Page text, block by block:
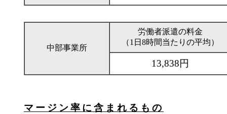
中部事業所
労働者派遣の料金
（1日8時間当たりの平均）
13,838円
マージン率に含まれるもの